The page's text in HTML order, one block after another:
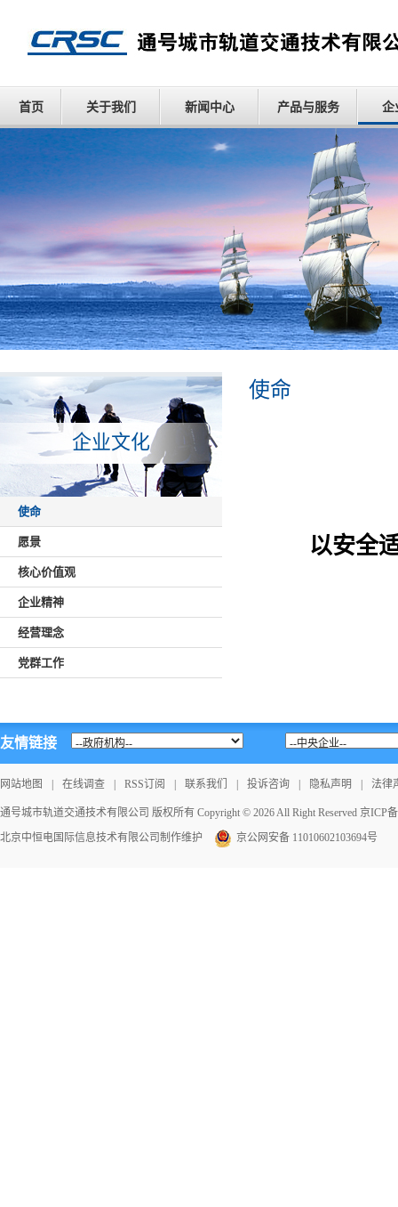
首页 关于我们 新闻中心 产品与服务 企
企业文化
使命
愿景
核心价值观
企业精神
经营理念
党群工作
使命
以安全
友情链接
网站地图 在线调查 RSS订阅 联系我们 投诉咨询 隐私声明 法律
通号城市轨道交通技术有限公司 版权所有 Copyright © 2026 All Right Reserved 京ICP
北京中恒电国际信息技术有限公司 制作维护 京公网安备 11010602103694号